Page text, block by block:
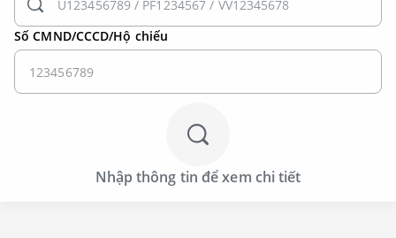
Số CMND/CCCD/Hộ chiếu
Nhập thông tin để xem chi tiết